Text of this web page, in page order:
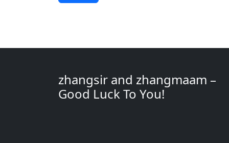
zhangsir and zhangmaam –
Good Luck To You!